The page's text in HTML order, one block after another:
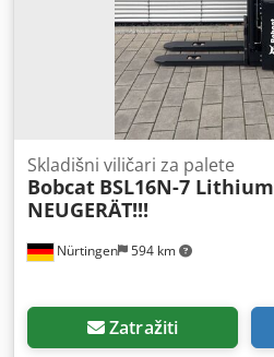
Nürtingen 594 km
Skladišni viličari za palete
Bobcat BSL16N-7 Lithium
NEUGERÄT!!!
Zatražiti